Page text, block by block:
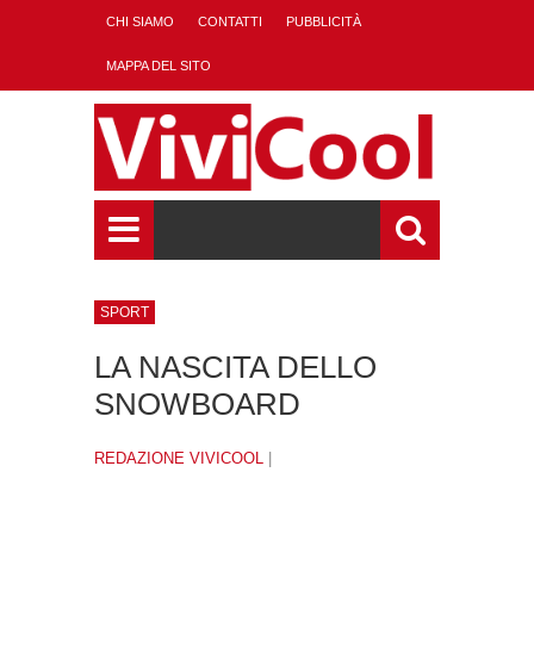
CHI SIAMO CONTATTI PUBBLICITÀ
MAPPA DEL SITO
SPORT
LA NASCITA DELLO
SNOWBOARD
REDAZIONE VIVICOOL